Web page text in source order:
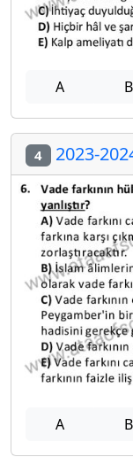
A B
4 2023-
A B